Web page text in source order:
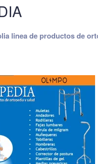
linea de productos de